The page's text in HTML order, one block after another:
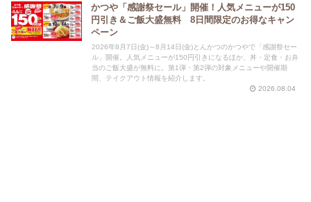
かつや「感謝祭セール」開催！人気メニューが150
円引き＆ご飯大盛無料 8日間限定のお得なキャン
ペーン
2026年8月7日(金)～8月14日(金)とんかつのかつやで「感謝祭セー
ル」開催。人気メニューが150円引きになるほか、丼・定食・お弁
当のご飯大盛が無料に。第1弾・第2弾の対象メニューや開催期
間、テイクアウト情報を紹介します。
2026.08.04